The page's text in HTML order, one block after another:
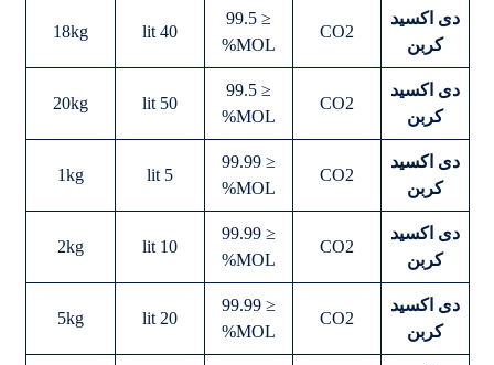
دی اکسید
کربن
CO2
≤ 99.5
MOL%
40 lit
18kg
دی اکسید
کربن
CO2
≤ 99.5
MOL%
50 lit
20kg
دی اکسید
کربن
CO2
≤ 99.99
MOL%
5 lit
1kg
دی اکسید
کربن
CO2
≤ 99.99
MOL%
10 lit
2kg
دی اکسید
کربن
CO2
≤ 99.99
MOL%
20 lit
5kg